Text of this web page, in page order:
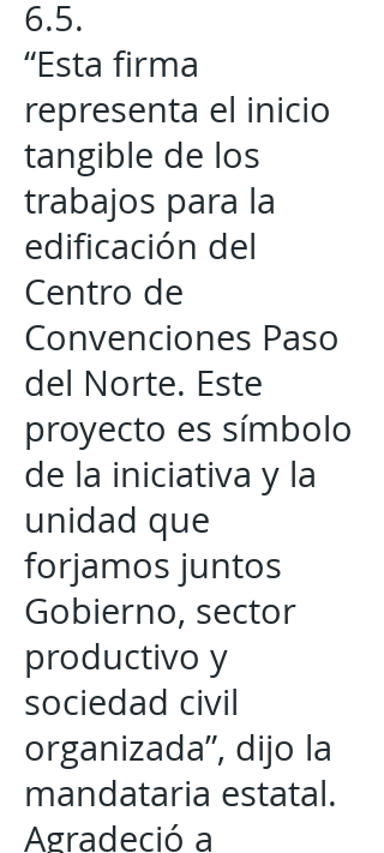
6.5.
“Esta firma
representa el inicio
tangible de los
trabajos para la
edificación del
Centro de
Convenciones Paso
del Norte. Este
proyecto es símbolo
de la iniciativa y la
unidad que
forjamos juntos
Gobierno, sector
productivo y
sociedad civil
organizada”, dijo la
mandataria estatal.
Agradeció a